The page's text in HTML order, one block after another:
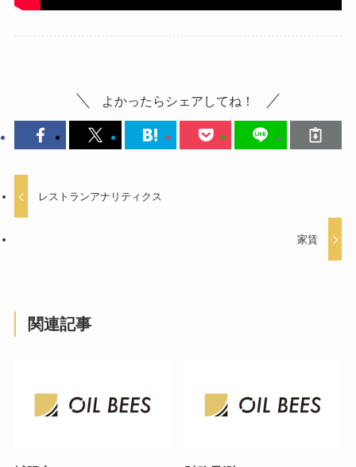
よかったらシェアしてね！
レストランアナリティクス
家賃
関連記事